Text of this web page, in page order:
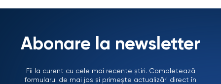
Abonare la newsletter
Fii la curent cu cele mai recente știri. Completează
formularul de mai jos și primește actualizări direct în